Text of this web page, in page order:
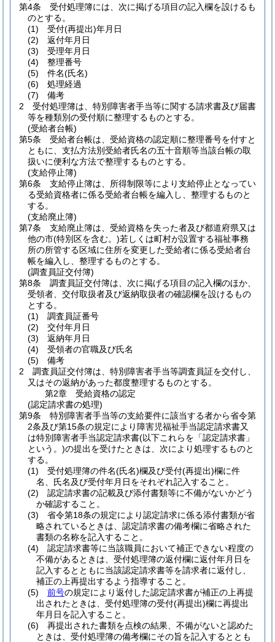
第4条
受付処理簿には、次に掲げる項目の記入欄を設けるも
のとする。
(1)
受付(再提出)年月日
(2)
返付年月日
(3)
受理年月日
(4)
整理番号
(5)
件名(氏名)
(6)
処理経過
(7)
備考
2
受付処理簿は、特別障害者手当等に関する請求書及び届書
等を種類別の受付順に整理するものとする。
(受給者台帳)
第5条
受給者台帳は、受給資格の認定順に整理番号を付すと
ともに、支払方法別受給者氏名の五十音順等当該台帳の取
扱いに便利な方法で整理するものとする。
(支給停止簿)
第6条
支給停止簿は、所得制限等により支給停止となってい
る受給資格者に係る受給者台帳を編入し、整理するものと
する。
(支給廃止簿)
第7条
支給廃止簿は、受給資格を失った者及び都道府県又は
他の市(特別区を含む。)若しくは町村が設置する福祉事務
所の所管する区域に住所を変更した受給者に係る受給者台
帳を編入し、整理するものとする。
(調査員証交付簿)
第8条
調査員証交付簿は、次に掲げる項目の記入欄のほか、
受領者、交付取扱者及び返納取扱者の確認欄を設けるもの
とする。
(1)
調査員証番号
(2)
交付年月日
(3)
返納年月日
(4)
受領者の官職及び氏名
(5)
備考
2
調査員証交付簿は、特別障害者手当等調査員証を交付し、
又はその返納があった都度整理するものとする。
第2章
受給資格の認定
(認定請求書の処理)
第9条
特別障害者手当等の支給要件に該当する者から省令第
2条及び第15条の規定により障害児福祉手当認定請求書又
は特別障害者手当認定請求書(以下これらを「認定請求書」
という。)の提出を受けたときは、次により処理するものと
する。
(1)
受付処理簿の件名(氏名)欄及び受付(再提出)欄に件
名、氏名及び受付年月日をそれぞれ記入すること。
(2)
認定請求書の記載及び添付書類等に不備がないかどう
か確認すること。
(3)
省令第18条の規定により認定請求に係る添付書類が省
略されているときは、認定請求書の備考欄に省略された
書類の名称を記入すること。
(4)
認定請求書等に当該職員において補正できない程度の
不備があるときは、受付処理簿の返付欄に返付年月日を
記入するとともに当該認定請求書等を請求者に返付し、
補正の上再提出するよう指導すること。
(5)
前号の規定により返付した認定請求書が補正の上再提
出されたときは、受付処理簿の受付(再提出)欄に再提出
年月日を記入すること。
(6)
再提出された書類を点検の結果、不備がないと認めた
ときは、受付処理簿の備考欄にその旨を記入するととも